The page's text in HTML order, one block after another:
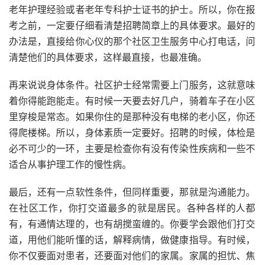
老年护理经验或者老年专科护士证书的护士。所以，你在报
考之前，一定要仔细看清楚招聘简章上的具体要求。最好的
办法是，直接给你心仪的那个社区卫生服务中心打电话，问
清楚他们的具体要求，这样最直接，也最准确。
再来说说身体条件。社区护士经常需要上门服务，这就意味
着你得能跑能走。有时候一天要去好几户，骑着车子在小区
里穿梭是常态。如果你住的是那种没有电梯的老小区，你还
得爬楼梯。所以，身体素质一定要好。招聘的时候，体检是
必不可少的一环，主要是检查你有没有传染性疾病和一些不
适合从事护理工作的慢性病。
最后，还有一点软性条件，但同样重要，那就是沟通能力。
在社区工作，你打交道最多的就是居民。各种各样的人都
有，有通情达理的，也有胡搅蛮缠的。你要学会跟他们打交
道，用他们能听懂的话，解释病情，做健康指导。有时候，
你不仅要面对患者，还要面对他们的家属。家属的担忧、焦